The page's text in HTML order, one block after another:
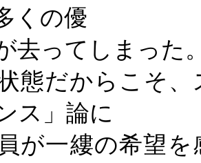
くの優
去ってしまっ
態だからこそ、
ス」論に
が一縷の希望